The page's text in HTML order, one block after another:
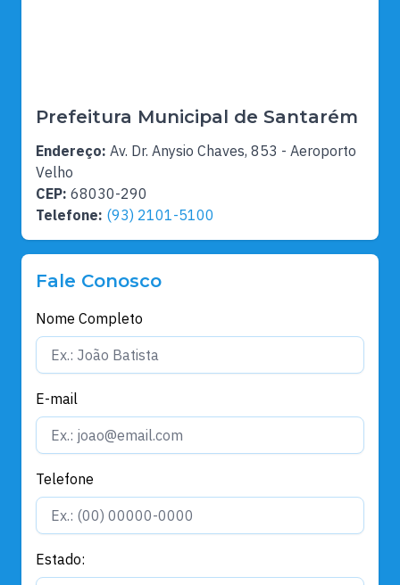
Prefeitura Municipal de Santarém
Endereço: Av. Dr. Anysio Chaves, 853 - Aeroporto
Velho
CEP: 68030-290
Telefone: (93) 2101-5100
Fale Conosco
Nome Completo
E-mail
Telefone
Estado: